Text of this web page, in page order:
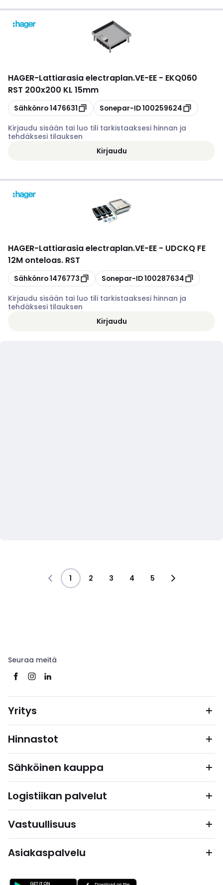
HAGER-Lattiarasia electraplan.VE-EE - EKQ060
RST 200x200 KL 15mm
Kopioi
Sähkönro1476631 Kopioi
Sonepar-ID100259624
Kirjaudu sisään tai luo tili tarkistaaksesi hinnan ja
tehdäksesi tilauksen
Kirjaudu
HAGER-Lattiarasia electraplan.VE-EE - UDCKQ FE
12M onteloas. RST
Kopioi
Sähkönro1476773 Kopioi
Sonepar-ID100287634
Kirjaudu sisään tai luo tili tarkistaaksesi hinnan ja
tehdäksesi tilauksen
Kirjaudu
1 2 3 4 5
Seuraa meitä
Yritys
Hinnastot
Sähköinen kauppa
Logistiikan palvelut
Vastuullisuus
Asiakaspalvelu